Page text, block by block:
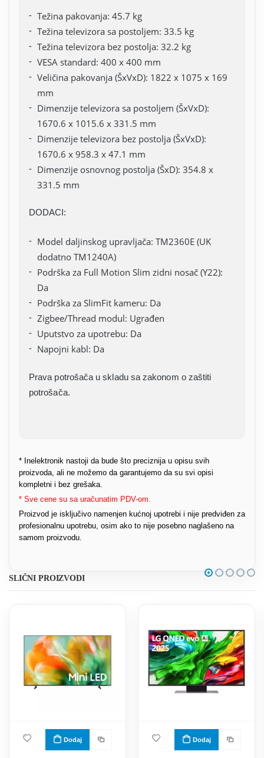
Težina pakovanja: 45.7 kg
Težina televizora sa postoljem: 33.5 kg
Težina televizora bez postolja: 32.2 kg
VESA standard: 400 x 400 mm
Veličina pakovanja (ŠxVxD): 1822 x 1075 x 169
mm
Dimenzije televizora sa postoljem (ŠxVxD):
1670.6 x 1015.6 x 331.5 mm
Dimenzije televizora bez postolja (ŠxVxD):
1670.6 x 958.3 x 47.1 mm
Dimenzije osnovnog postolja (ŠxD): 354.8 x
331.5 mm
DODACI:
Model daljinskog upravljača: TM2360E (UK
dodatno TM1240A)
Podrška za Full Motion Slim zidni nosač (Y22):
Da
Podrška za SlimFit kameru: Da
Zigbee/Thread modul: Ugrađen
Uputstvo za upotrebu: Da
Napojni kabl: Da
Prava potrošača u skladu sa zakonom o zaštiti
potrošača.
* Inelektronik nastoji da bude što preciznija u opisu svih
proizvoda, ali ne možemo da garantujemo da su svi opisi
kompletni i bez grešaka.
* Sve cene su sa uračunatim PDV-om.
Proizvod je isključivo namenjen kućnoj upotrebi i nije predviđen za
profesionalnu upotrebu, osim ako to nije posebno naglašeno na
samom proizvodu.
SLIČNI PROIZVODI
Dodaj Dodaj